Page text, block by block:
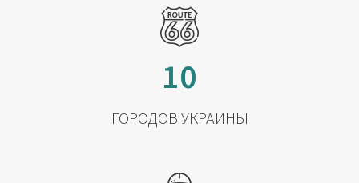
10
ГОРОДОВ УКРАИНЫ